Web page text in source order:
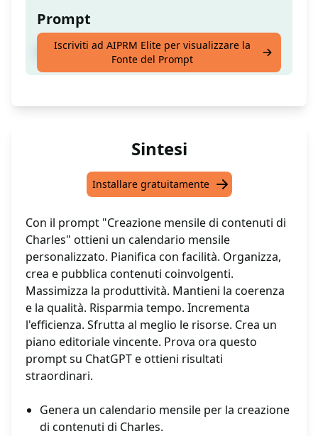
Prompt
Crea un calendario mensile dei contenuti.
Iscriviti ad AIPRM Elite per visualizzare la
Fonte del Prompt
Sintesi
Installare gratuitamente
Con il prompt "Creazione mensile di contenuti di
Charles" ottieni un calendario mensile
personalizzato. Pianifica con facilità. Organizza,
crea e pubblica contenuti coinvolgenti.
Massimizza la produttività. Mantieni la coerenza
e la qualità. Risparmia tempo. Incrementa
l'efficienza. Sfrutta al meglio le risorse. Crea un
piano editoriale vincente. Prova ora questo
prompt su ChatGPT e ottieni risultati
straordinari.
Genera un calendario mensile per la creazione
di contenuti di Charles.